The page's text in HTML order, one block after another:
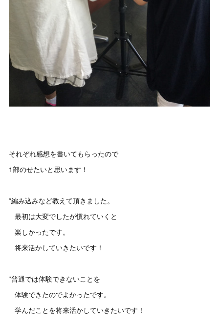
それぞれ感想を書いてもらったので
1部のせたいと思います！
*編み込みなど教えて頂きました。
最初は大変でしたが慣れていくと
楽しかったです。
将来活かしていきたいです！
*普通では体験できないことを
体験できたのでよかったです。
学んだことを将来活かしていきたいです！